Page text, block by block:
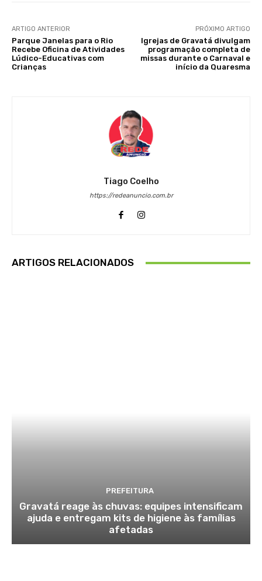
ARTIGO ANTERIOR
Parque Janelas para o Rio
Recebe Oficina de Atividades
Lúdico-Educativas com
Crianças
PRÓXIMO ARTIGO
Igrejas de Gravatá divulgam
programação completa de
missas durante o Carnaval e
início da Quaresma
Tiago Coelho
https://redeanuncio.com.br
ARTIGOS RELACIONADOS
PREFEITURA
Gravatá reage às chuvas: equipes intensificam
ajuda e entregam kits de higiene às famílias
afetadas